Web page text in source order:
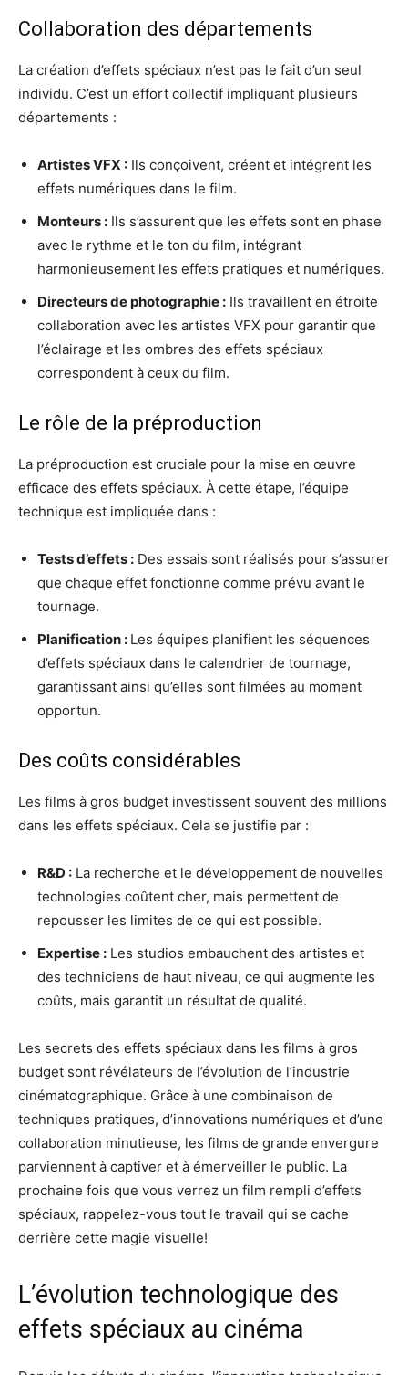
Collaboration des départements
La création d’effets spéciaux n’est pas le fait d’un seul
individu. C’est un effort collectif impliquant plusieurs
départements :
Artistes VFX : Ils conçoivent, créent et intégrent les
effets numériques dans le film.
Monteurs : Ils s’assurent que les effets sont en phase
avec le rythme et le ton du film, intégrant
harmonieusement les effets pratiques et numériques.
Directeurs de photographie : Ils travaillent en étroite
collaboration avec les artistes VFX pour garantir que
l’éclairage et les ombres des effets spéciaux
correspondent à ceux du film.
Le rôle de la préproduction
La préproduction est cruciale pour la mise en œuvre
efficace des effets spéciaux. À cette étape, l’équipe
technique est impliquée dans :
Tests d’effets : Des essais sont réalisés pour s’assurer
que chaque effet fonctionne comme prévu avant le
tournage.
Planification : Les équipes planifient les séquences
d’effets spéciaux dans le calendrier de tournage,
garantissant ainsi qu’elles sont filmées au moment
opportun.
Des coûts considérables
Les films à gros budget investissent souvent des millions
dans les effets spéciaux. Cela se justifie par :
R&D : La recherche et le développement de nouvelles
technologies coûtent cher, mais permettent de
repousser les limites de ce qui est possible.
Expertise : Les studios embauchent des artistes et
des techniciens de haut niveau, ce qui augmente les
coûts, mais garantit un résultat de qualité.
Les secrets des effets spéciaux dans les films à gros
budget sont révélateurs de l’évolution de l’industrie
cinématographique. Grâce à une combinaison de
techniques pratiques, d’innovations numériques et d’une
collaboration minutieuse, les films de grande envergure
parviennent à captiver et à émerveiller le public. La
prochaine fois que vous verrez un film rempli d’effets
spéciaux, rappelez-vous tout le travail qui se cache
derrière cette magie visuelle!
L’évolution technologique des
effets spéciaux au cinéma